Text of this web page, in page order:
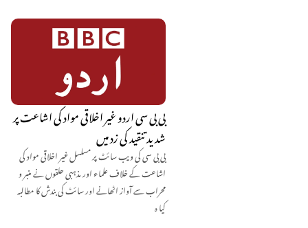
بی بی سی اردو غیر اخلاقی مواد کی اشاعت پر
شدید تنقید کی زد میں
بی بی سی کی ویب سائٹ پر مسلسل غیر اخلاقی مواد کی
اشاعت کے خلاف علماء اور مذہبی حلقوں نے منبر و
محراب سے آواز اٹھانے اور سائٹ کی بندش کا مطالبہ
کیا ہ